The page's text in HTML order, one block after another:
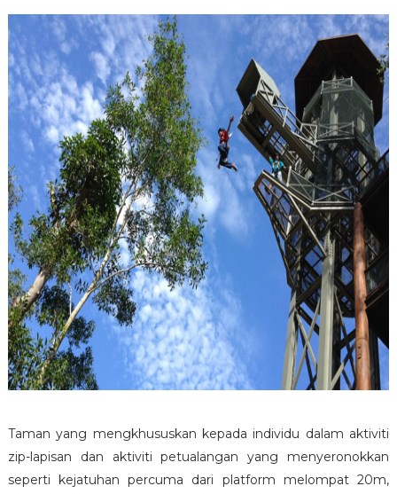
Taman yang mengkhususkan kepada individu dalam aktiviti
zip-lapisan dan aktiviti petualangan yang menyeronokkan
seperti kejatuhan percuma dari platform melompat 20m,